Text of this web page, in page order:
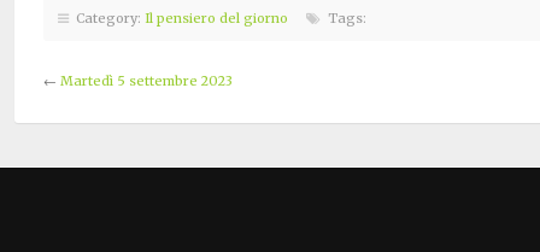
Category: Il pensiero del giorno Tags:
← Martedì 5 settembre 2023